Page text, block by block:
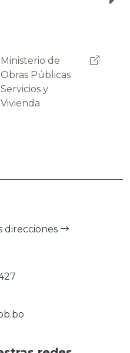
Administradora
Boliviana de
Carreteras
direcciones